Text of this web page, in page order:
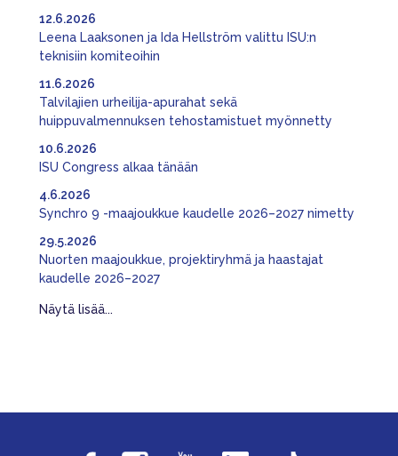
Leena Laaksonen ja Ida Hellström valittu ISU:n
teknisiin komiteoihin
12.6.2026
Talvilajien urheilija-apurahat sekä
huippuvalmennuksen tehostamistuet myönnetty
11.6.2026
ISU Congress alkaa tänään
10.6.2026
Synchro 9 -maajoukkue kaudelle 2026–2027 nimetty
4.6.2026
Nuorten maajoukkue, projektiryhmä ja haastajat
kaudelle 2026–2027
29.5.2026
Näytä lisää...